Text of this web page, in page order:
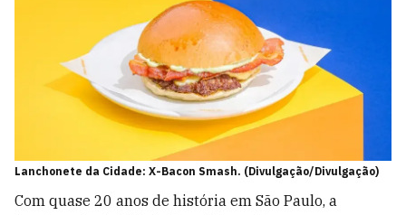
Lanchonete da Cidade: X-Bacon Smash. (Divulgação/Divulgação)
Com quase 20 anos de história em São Paulo, a